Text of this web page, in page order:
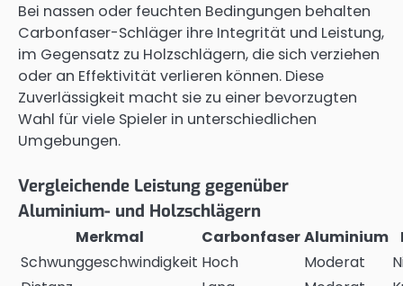
Bei nassen oder feuchten Bedingungen behalten
Carbonfaser-Schläger ihre Integrität und Leistung,
im Gegensatz zu Holzschlägern, die sich verziehen
oder an Effektivität verlieren können. Diese
Zuverlässigkeit macht sie zu einer bevorzugten
Wahl für viele Spieler in unterschiedlichen
Umgebungen.
Vergleichende Leistung gegenüber
Aluminium- und Holzschlägern
Merkmal CarbonfaserAluminium
Schwunggeschwindigkeit Hoch Moderat